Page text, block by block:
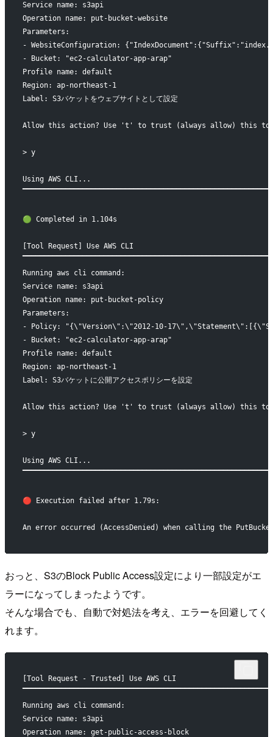
Service name: s3api
Operation name: put-bucket-website
Parameters:
- WebsiteConfiguration:
- Bucket: "ec2-calculator-app-arap"
Profile name: default
Region: ap-northeast-1
Label: S3バケットをウェブサイトとして設定
Allow this action? Use 't' to trust (always allow) this
> y
Using AWS CLI...
🟢 Completed in 1.104s
[Tool Request] Use AWS CLI
Running aws cli command:
Service name: s3api
Operation name: put-bucket-policy
Parameters:
- Policy: "{\"Version\":\"2012-10-
- Bucket: "ec2-calculator-app-arap"
Profile name: default
Region: ap-northeast-1
Label: S3バケットに公開アクセスポリシーを設定
Allow this action? Use 't' to trust (always allow) this
> y
Using AWS CLI...
🔴 Execution failed after 1.79s:
An error occurred (AccessDenied) when calling the
おっと、S3のBlock Public Access設定により一部設定がエ
ラーになってしまったようです。
そんな場合でも、自動で対処法を考え、エラーを回避してく
れます。
[Tool Request - Trusted] Use AWS CLI
Running aws cli command:
Service name: s3api
Operation name: get-public-access-block